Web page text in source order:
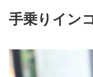
手乗りイン